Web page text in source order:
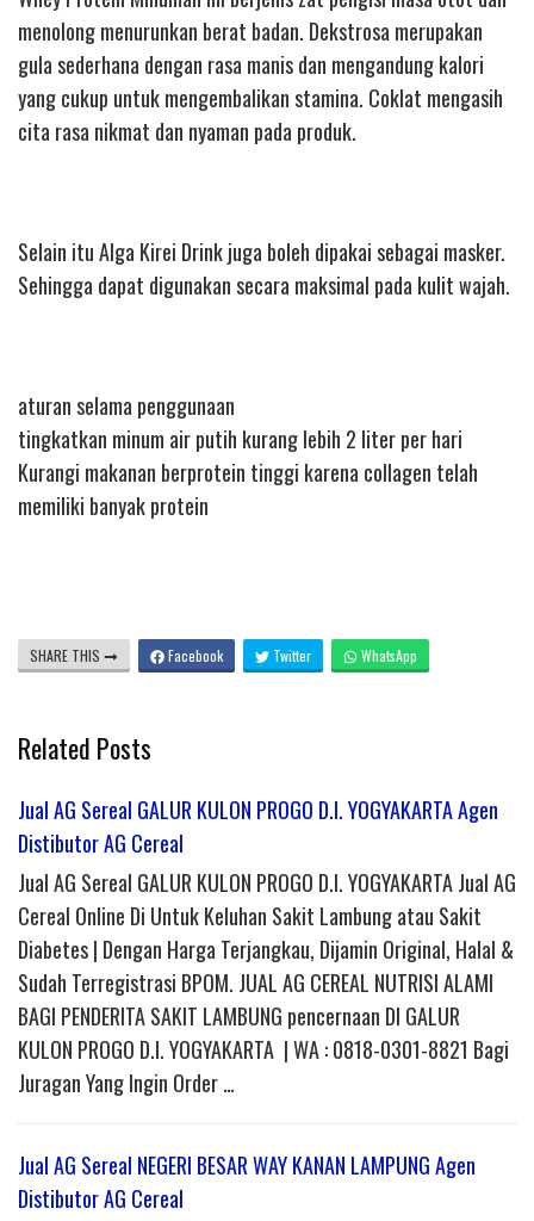
menolong menurunkan berat badan. Dekstrosa merupakan
gula sederhana dengan rasa manis dan mengandung kalori
yang cukup untuk mengembalikan stamina. Coklat mengasih
cita rasa nikmat dan nyaman pada produk.
Selain itu Alga Kirei Drink juga boleh dipakai sebagai masker.
Sehingga dapat digunakan secara maksimal pada kulit wajah.
aturan selama penggunaan
tingkatkan minum air putih kurang lebih 2 liter per hari
Kurangi makanan berprotein tinggi karena collagen telah
memiliki banyak protein
SHARE THIS Facebook Twitter WhatsApp
Related Posts
Jual AG Sereal GALUR KULON PROGO D.I. YOGYAKARTA Agen
Distibutor AG Cereal
Jual AG Sereal GALUR KULON PROGO D.I. YOGYAKARTA Jual AG
Cereal Online Di Untuk Keluhan Sakit Lambung atau Sakit
Diabetes | Dengan Harga Terjangkau, Dijamin Original, Halal &
Sudah Terregistrasi BPOM. JUAL AG CEREAL NUTRISI ALAMI
BAGI PENDERITA SAKIT LAMBUNG pencernaan DI GALUR
KULON PROGO D.I. YOGYAKARTA | WA : 0818-0301-8821 Bagi
Juragan Yang Ingin Order …
Jual AG Sereal NEGERI BESAR WAY KANAN LAMPUNG Agen
Distibutor AG Cereal